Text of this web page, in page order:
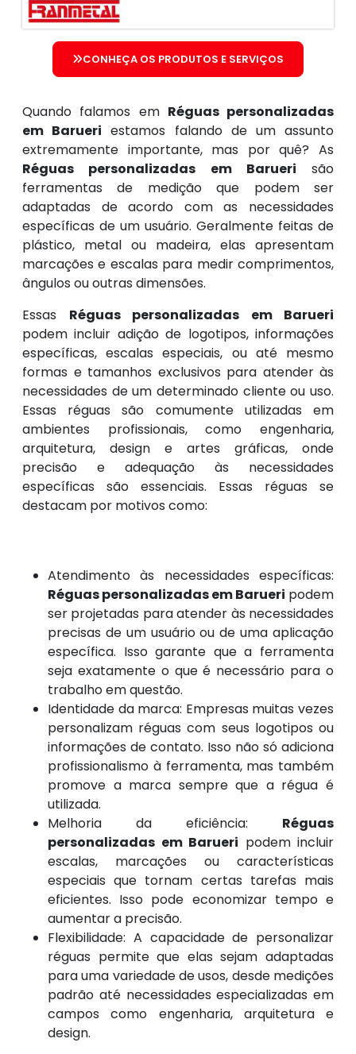
Quando falamos em Réguas personalizadas
em Barueri estamos falando de um assunto
extremamente importante, mas por quê? As
Réguas personalizadas em Barueri são
ferramentas de medição que podem ser
adaptadas de acordo com as necessidades
específicas de um usuário. Geralmente feitas de
plástico, metal ou madeira, elas apresentam
marcações e escalas para medir comprimentos,
ângulos ou outras dimensões.
Essas Réguas personalizadas em Barueri
podem incluir adição de logotipos, informações
específicas, escalas especiais, ou até mesmo
formas e tamanhos exclusivos para atender às
necessidades de um determinado cliente ou uso.
Essas réguas são comumente utilizadas em
ambientes profissionais, como engenharia,
arquitetura, design e artes gráficas, onde
precisão e adequação às necessidades
específicas são essenciais. Essas réguas se
destacam por motivos como:
CONHEÇA OS PRODUTOS E SERVIÇOS
Atendimento às necessidades específicas:
Réguas personalizadas em Barueri podem
ser projetadas para atender às necessidades
precisas de um usuário ou de uma aplicação
específica. Isso garante que a ferramenta
seja exatamente o que é necessário para o
trabalho em questão.
Identidade da marca: Empresas muitas vezes
personalizam réguas com seus logotipos ou
informações de contato. Isso não só adiciona
profissionalismo à ferramenta, mas também
promove a marca sempre que a régua é
utilizada.
Melhoria da eficiência: Réguas
personalizadas em Barueri podem incluir
escalas, marcações ou características
especiais que tornam certas tarefas mais
eficientes. Isso pode economizar tempo e
aumentar a precisão.
Flexibilidade: A capacidade de personalizar
réguas permite que elas sejam adaptadas
para uma variedade de usos, desde medições
padrão até necessidades especializadas em
campos como engenharia, arquitetura e
design.